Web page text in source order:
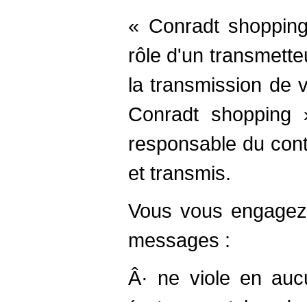
« Conradt
rôle d'un
la transmission de
Conradt
responsable du
et transmis.
Vous vous
messages :
Â· ne viole en